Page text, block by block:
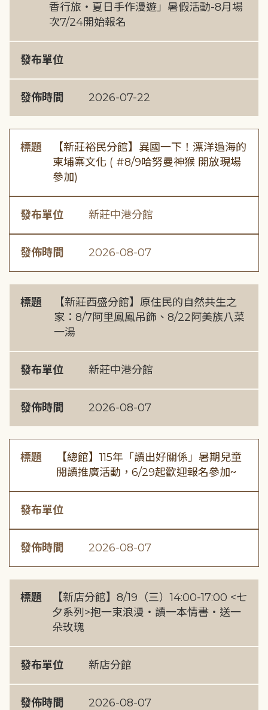
香行旅・夏日手作漫遊」暑假活動-8月場
次7/24開始報名
發布單位
發佈時間 2026-07-22
標題
【新莊裕民分館】異國一下！漂洋過海的
柬埔寨文化 ( #8/9哈努曼神猴 開放現場
參加)
發布單位 新莊中港分館
發佈時間 2026-08-07
標題
【新莊西盛分館】原住民的自然共生之
家：8/7阿里鳳鳳吊飾、8/22阿美族八菜
一湯
發布單位 新莊中港分館
發佈時間 2026-08-07
標題
【總館】115年「讀出好關係」暑期兒童
閱讀推廣活動，6/29起歡迎報名參加~
發布單位
發佈時間 2026-08-07
標題
【新店分館】8/19（三）14:00-17:00 <七
夕系列>抱一束浪漫・讀一本情書・送一
朵玫瑰
發布單位 新店分館
發佈時間 2026-08-07